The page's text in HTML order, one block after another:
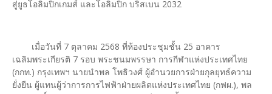
สู่ยูธโอลิมปิกเกมส์ และโอลิมปิก บริสเบน 2032
เมื่อวันที่ 7 ตุลาคม 2568 ที่ห้องประชุมชั้น 25 อาคาร
เฉลิมพระเกียรติ 7 รอบ พระชนมพรรษา การกีฬาแห่งประเทศไทย
(กกท.) กรุงเทพฯ นายนำพล โพธิวงศ์ ผู้อำนวยการฝ่ายกุลยุทธ์ความ
ยั่งยืน ผู้แทนผู้ว่าการการไฟฟ้าฝ่ายผลิตแห่งประเทศไทย (กฟผ.), พล